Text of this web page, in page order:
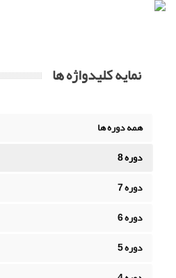
نمایه کلیدواژه ها
همه دوره ها
دوره 8
دوره 7
دوره 6
دوره 5